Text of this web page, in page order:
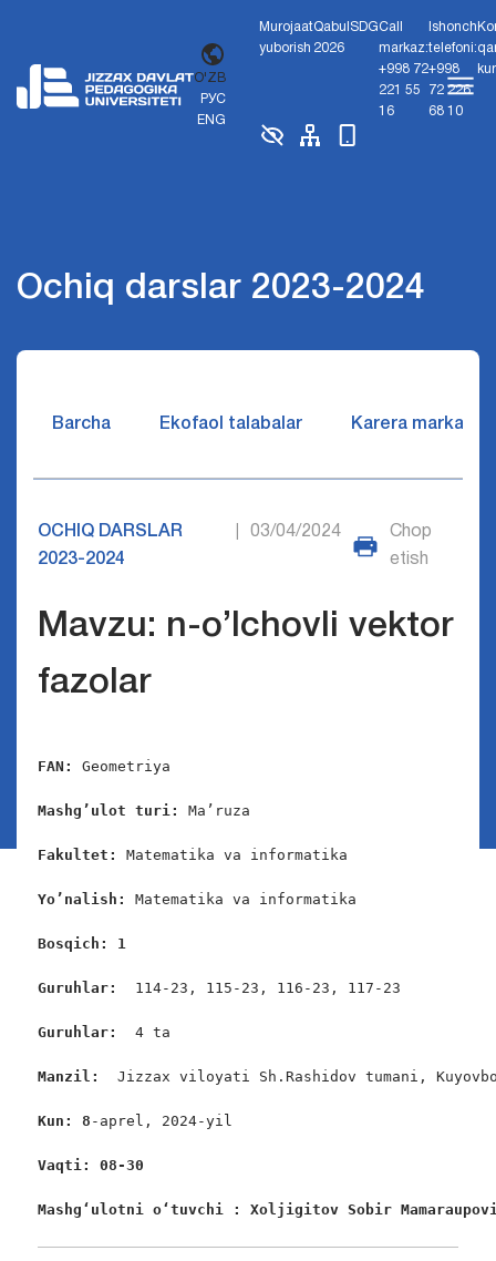
O'ZB
РУС
ENG
Murojaat
yuborish
Qabul
2026
SDGCall
markaz:
+998 72
221 55
16
Ishonch
telefoni:
+998
72 226
68 10
Ochiq darslar 2023-2024
Barcha Ekofaol talabalar Karera markazi
OCHIQ DARSLAR
2023-2024
03/04/2024
Chop
etish
Mavzu: n-o’lchovli vektor
fazolar
FAN: Geometriya
Mashg’ulot turi: Ma’ruza
Fakultet: Matematika va informatika
Yo’nalish: Matematika va informatika
Bosqich: 1
Guruhlar: 114-23, 115-23, 116-23, 117-23
Guruhlar: 4 ta
Manzil: Jizzax viloyati Sh.Rashidov tumani,
Kun: 8 -aprel, 2024-yil
Vaqti: 08-30
Mashgʻulotni oʻtuvchi : Xoljigitov Sobir